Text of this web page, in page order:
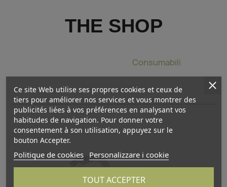
THE SHOP
Consumabili
Pezzi di ricambio
Ce site Web utilise ses propres cookies et ceux de
tiers pour améliorer nos services et vous montrer des
publicités liées à vos préférences en analysant vos
habitudes de navigation. Pour donner votre
consentement à son utilisation, appuyez sur le
bouton Accepter.
Politique de cookies Personalizzare i cookie
TOUT ACCEPTER